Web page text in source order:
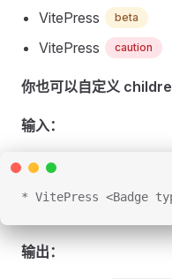
VitePress beta
VitePress caution
你也可以自定义
输入：
* VitePress <Badge
输出：